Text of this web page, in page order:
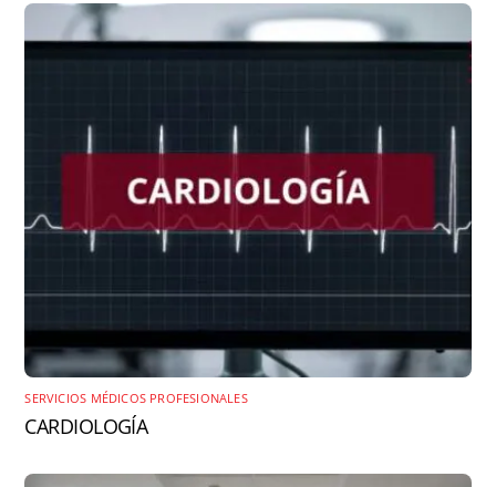
SERVICIOS MÉDICOS PROFESIONALES
CARDIOLOGÍA